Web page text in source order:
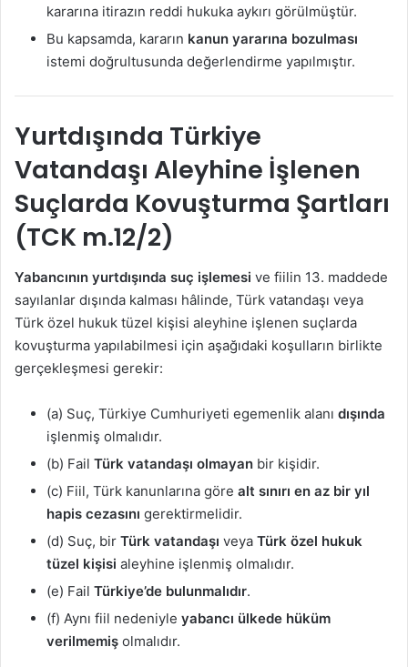
kararına itirazın reddi hukuka aykırı görülmüştür.
Bu kapsamda, kararın kanun yararına bozulması
istemi doğrultusunda değerlendirme yapılmıştır.
Yurtdışında Türkiye
Vatandaşı Aleyhine İşlenen
Suçlarda Kovuşturma Şartları
(TCK m.12/2)
Yabancının yurtdışında suç işlemesi ve fiilin 13. maddede
sayılanlar dışında kalması hâlinde, Türk vatandaşı veya
Türk özel hukuk tüzel kişisi aleyhine işlenen suçlarda
kovuşturma yapılabilmesi için aşağıdaki koşulların birlikte
gerçekleşmesi gerekir:
(a) Suç, Türkiye Cumhuriyeti egemenlik alanı dışında
işlenmiş olmalıdır.
(b) Fail Türk vatandaşı olmayan bir kişidir.
(c) Fiil, Türk kanunlarına göre alt sınırı en az bir yıl
hapis cezasını gerektirmelidir.
(d) Suç, bir Türk vatandaşı veya Türk özel hukuk
tüzel kişisi aleyhine işlenmiş olmalıdır.
(e) Fail Türkiye’de bulunmalıdır.
(f) Aynı fiil nedeniyle yabancı ülkede hüküm
verilmemiş olmalıdır.